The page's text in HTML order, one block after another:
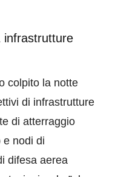
infrastrutture
colpito la notte
di infrastrutture
di atterraggio
e nodi di
difesa aerea